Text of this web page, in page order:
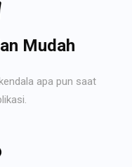
Mudah
apa pun saat